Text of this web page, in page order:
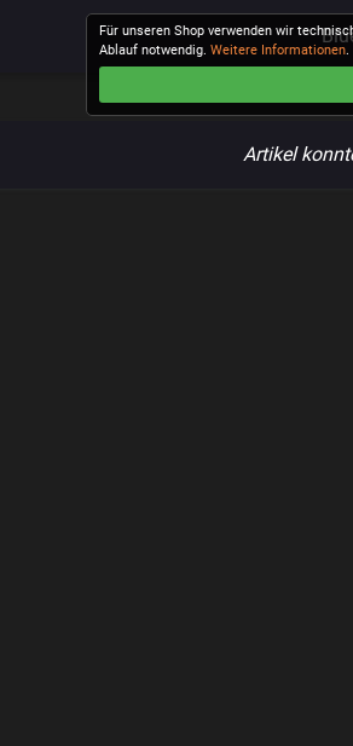
Artikel
Für unseren Shop verwenden wir
Ablauf notwendig. Weitere Informationen.